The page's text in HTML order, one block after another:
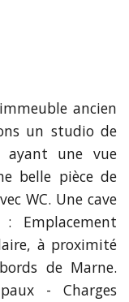
ancien
un studio de
ayant une vue
belle pièce de
WC. Une cave
Emplacement
à proximité
de Marne.
- Charges